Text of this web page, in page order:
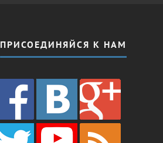
ПРИСОЕДИНЯЙСЯ К НАМ